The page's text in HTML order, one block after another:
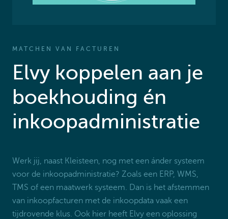
MATCHEN VAN FACTUREN
Elvy koppelen aan je
boekhouding én
inkoopadministratie
Werk jij, naast Kleisteen, nog met een ánder systeem
voor de inkoopadministratie? Zoals een ERP, WMS,
TMS of een maatwerk systeem. Dan is het afstemmen
van inkoopfacturen met de inkoopdata vaak een
tijdrovende klus. Ook hier heeft Elvy een oplossing